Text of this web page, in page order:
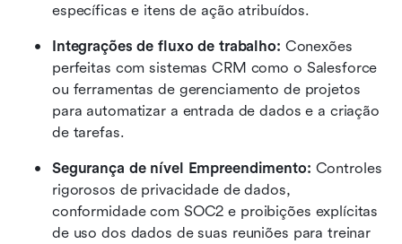
específicas e itens de ação atribuídos.
Integrações de fluxo de trabalho: Conexões
perfeitas com sistemas CRM como o Salesforce
ou ferramentas de gerenciamento de projetos
para automatizar a entrada de dados e a criação
de tarefas.
Segurança de nível Empreendimento: Controles
rigorosos de privacidade de dados,
conformidade com SOC2 e proibições explícitas
de uso dos dados de suas reuniões para treinar